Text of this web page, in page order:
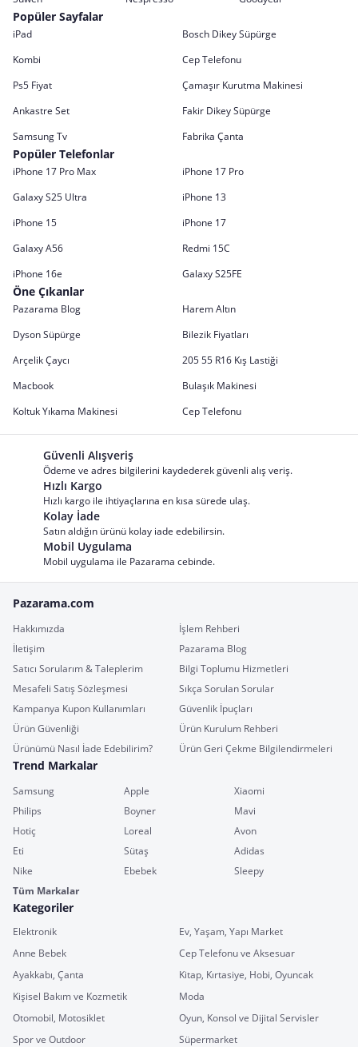
Popüler Sayfalar
iPad
Bosch Dikey Süpürge
Kombi
Cep Telefonu
Ps5 Fiyat
Çamaşır Kurutma Makinesi
Ankastre Set
Fakir Dikey Süpürge
Samsung Tv
Fabrika Çanta
Popüler Telefonlar
iPhone 17 Pro Max
iPhone 17 Pro
Galaxy S25 Ultra
iPhone 13
iPhone 15
iPhone 17
Galaxy A56
Redmi 15C
iPhone 16e
Galaxy S25FE
Öne Çıkanlar
Pazarama Blog
Harem Altın
Dyson Süpürge
Bilezik Fiyatları
Arçelik Çaycı
205 55 R16 Kış Lastiği
Macbook
Bulaşık Makinesi
Koltuk Yıkama Makinesi
Cep Telefonu
Güvenli Alışveriş
Ödeme ve adres bilgilerini kaydederek güvenli alış veriş.
Hızlı Kargo
Hızlı kargo ile ihtiyaçlarına en kısa sürede ulaş.
Kolay İade
Satın aldığın ürünü kolay iade edebilirsin.
Mobil Uygulama
Mobil uygulama ile Pazarama cebinde.
Pazarama.com
Hakkımızda
İşlem Rehberi
İletişim
Pazarama Blog
Satıcı Sorularım & Taleplerim
Bilgi Toplumu Hizmetleri
Mesafeli Satış Sözleşmesi
Sıkça Sorulan Sorular
Kampanya Kupon Kullanımları
Güvenlik İpuçları
Ürün Güvenliği
Ürün Kurulum Rehberi
Ürünümü Nasıl İade Edebilirim?
Ürün Geri Çekme Bilgilendirmeleri
Trend Markalar
Samsung Apple
Xiaomi
Philips
Boyner
Mavi
Hotiç
Loreal
Avon
Eti
Sütaş
Adidas
Nike
Ebebek
Sleepy
Tüm Markalar
Kategoriler
Elektronik
Ev, Yaşam, Yapı Market
Anne Bebek
Cep Telefonu ve Aksesuar
Ayakkabı, Çanta
Kitap, Kırtasiye, Hobi, Oyuncak
Kişisel Bakım ve Kozmetik
Moda
Otomobil, Motosiklet
Oyun, Konsol ve Dijital Servisler
Spor ve Outdoor
Süpermarket